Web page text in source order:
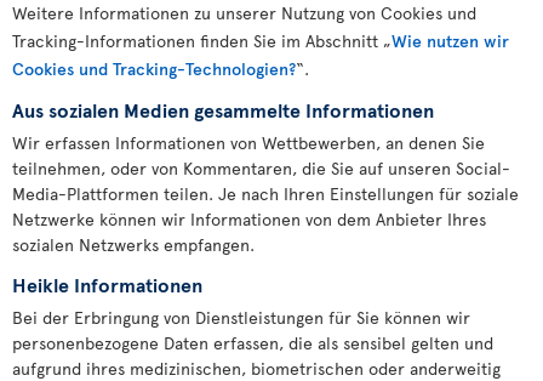
Weitere Informationen zu unserer Nutzung von Cookies und
Tracking-Informationen finden Sie im Abschnitt „Wie nutzen wir
Cookies und Tracking-Technologien?“.
Aus sozialen Medien gesammelte Informationen
Wir erfassen Informationen von Wettbewerben, an denen Sie
teilnehmen, oder von Kommentaren, die Sie auf unseren Social-
Media-Plattformen teilen. Je nach Ihren Einstellungen für soziale
Netzwerke können wir Informationen von dem Anbieter Ihres
sozialen Netzwerks empfangen.
Heikle Informationen
Bei der Erbringung von Dienstleistungen für Sie können wir
personenbezogene Daten erfassen, die als sensibel gelten und
aufgrund ihres medizinischen, biometrischen oder anderweitig